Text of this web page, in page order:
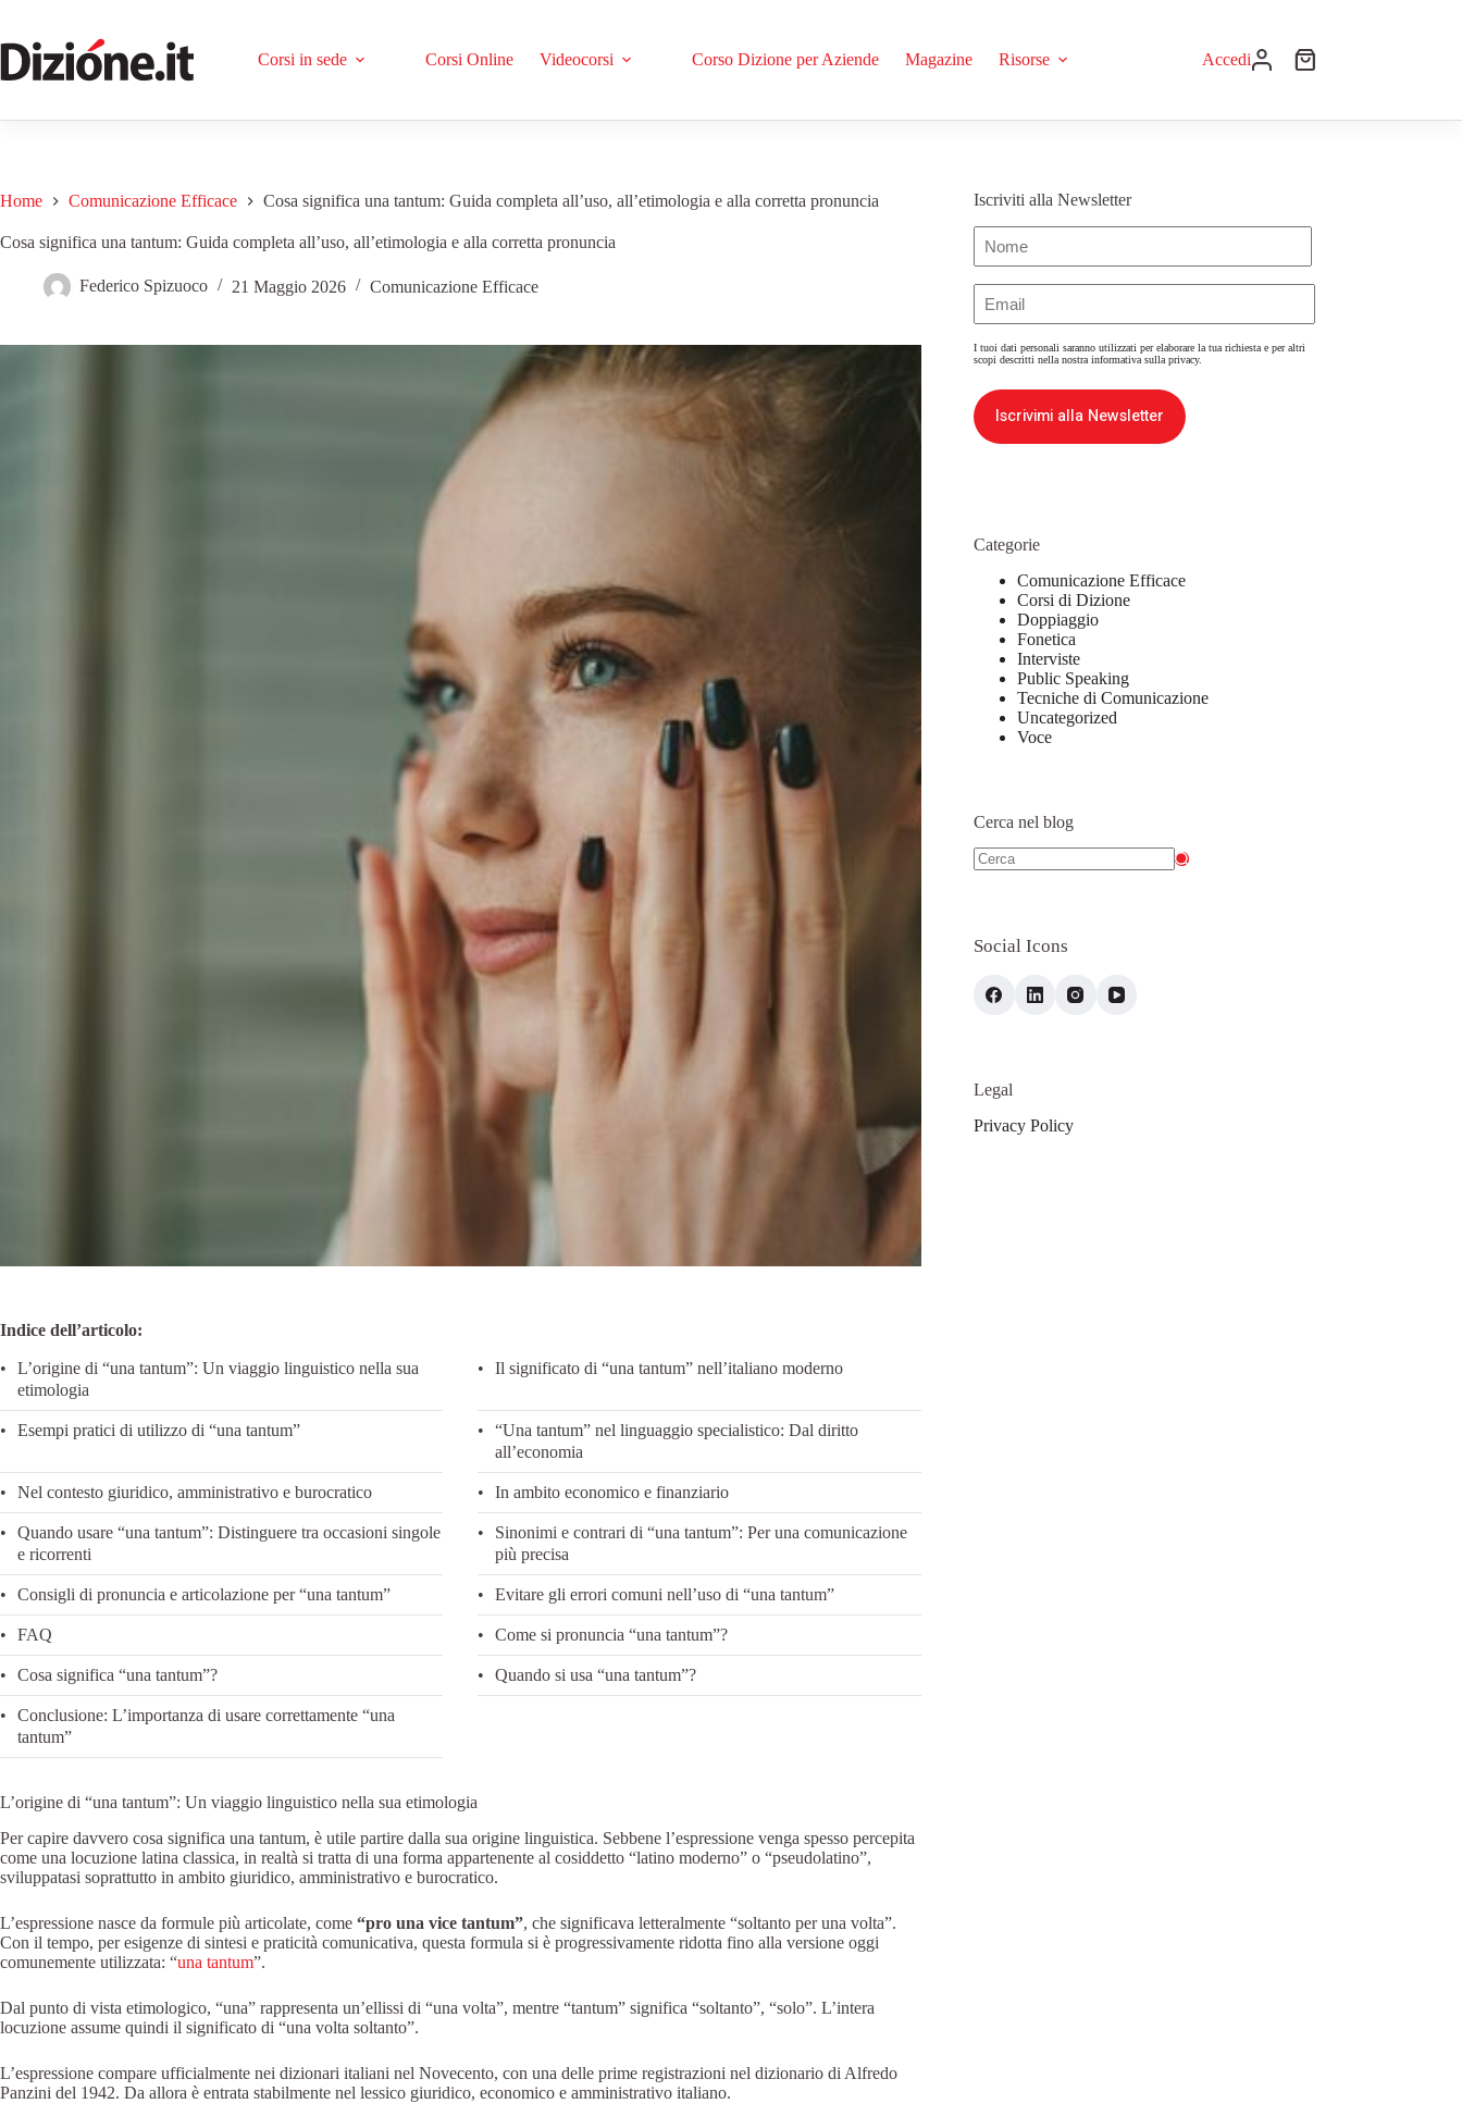
Corsi in sede Corsi Online Videocorsi Corso Dizione per Aziende Magazine Risorse Accedi
Home Comunicazione Efficace Cosa significa una tantum: Guida completa all’uso, all’etimologia e alla corretta pronuncia
Cosa significa una tantum: Guida completa all’uso, all’etimologia e alla corretta pronuncia
Federico Spizuoco 21 Maggio 2026 Comunicazione Efficace
Indice dell’articolo:
L’origine di “una tantum”: Un viaggio linguistico nella sua
etimologia
Il significato di “una tantum” nell’italiano moderno
Esempi pratici di utilizzo di “una tantum”
“Una tantum” nel linguaggio specialistico: Dal diritto
all’economia
Nel contesto giuridico, amministrativo e burocratico In ambito economico e finanziario
Quando usare “una tantum”: Distinguere tra occasioni singole
e ricorrenti
Sinonimi e contrari di “una tantum”: Per una comunicazione
più precisa
Consigli di pronuncia e articolazione per “una tantum” Evitare gli errori comuni nell’uso di “una tantum”
FAQ Come si pronuncia “una tantum”?
Cosa significa “una tantum”? Quando si usa “una tantum”?
Conclusione: L’importanza di usare correttamente “una
tantum”
L’origine di “una tantum”: Un viaggio linguistico nella sua etimologia
Per capire davvero cosa significa una tantum, è utile partire dalla sua origine linguistica. Sebbene l’espressione venga spesso percepita
come una locuzione latina classica, in realtà si tratta di una forma appartenente al cosiddetto “latino moderno” o “pseudolatino”,
sviluppatasi soprattutto in ambito giuridico, amministrativo e burocratico.
L’espressione nasce da formule più articolate, come “pro una vice tantum”, che significava letteralmente “soltanto per una volta”.
Con il tempo, per esigenze di sintesi e praticità comunicativa, questa formula si è progressivamente ridotta fino alla versione oggi
comunemente utilizzata: “una tantum”.
Dal punto di vista etimologico, “una” rappresenta un’ellissi di “una volta”, mentre “tantum” significa “soltanto”, “solo”. L’intera
locuzione assume quindi il significato di “una volta soltanto”.
L’espressione compare ufficialmente nei dizionari italiani nel Novecento, con una delle prime registrazioni nel dizionario di Alfredo
Panzini del 1942. Da allora è entrata stabilmente nel lessico giuridico, economico e amministrativo italiano.
Iscriviti alla Newsletter
I tuoi dati personali saranno utilizzati per elaborare la tua richiesta e per altri
scopi descritti nella nostrainformativa sulla privacy.
Iscrivimi alla Newsletter
Categorie
Comunicazione Efficace
Corsi di Dizione
Doppiaggio
Fonetica
Interviste
Public Speaking
Tecniche di Comunicazione
Uncategorized
Voce
Cerca nel blog
Social Icons
Legal
Privacy Policy